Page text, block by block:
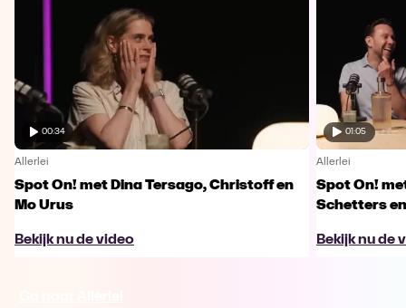
00:34
Allerlei
Spot On! met Dina Tersago, Christoff en
Mo Urus
Bekijk nu de video
01:05
Allerlei
Spot On!
Schetters
Bekijk nu de